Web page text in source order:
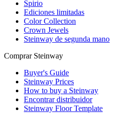
Spirio
Ediciones limitadas
Color Collection
Crown Jewels
Steinway de segunda mano
Comprar Steinway
Buyer's Guide
Steinway Prices
How to buy a Steinway
Encontrar distribuidor
Steinway Floor Template